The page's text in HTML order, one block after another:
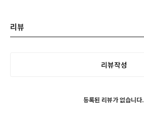
리뷰
리뷰작성
등록된 리뷰가 없습니다.